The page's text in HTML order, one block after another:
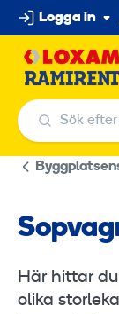
Hoppa
till
innehållet
Logga in
Sök efter
Sök efter
Här hittar
olika